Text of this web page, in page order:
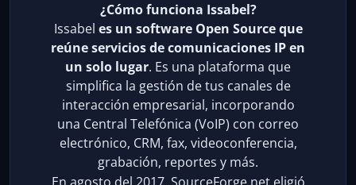
¿Cómo funciona Issabel?
Issabel es un software Open Source que
reúne servicios de comunicaciones IP en
un solo lugar. Es una plataforma que
simplifica la gestión de tus canales de
interacción empresarial, incorporando
una Central Telefónica (VoIP) con correo
electrónico, CRM, fax, videoconferencia,
grabación, reportes y más.